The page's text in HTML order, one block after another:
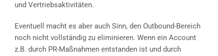
und Vertriebsaktivitäten.
Eventuell macht es aber auch Sinn, den Outbound-Bereich
noch nicht vollständig zu eliminieren. Wenn ein Account
z.B. durch PR-Maßnahmen entstanden ist und durch